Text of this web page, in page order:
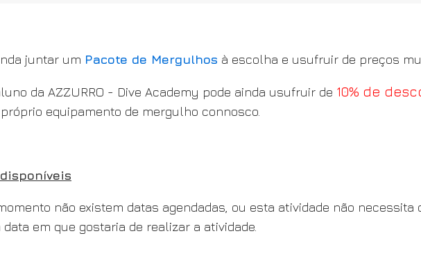
juntar um Pacote de Mergulhos à escolha e usufruir de preços
da AZZURRO - Dive Academy pode ainda usufruir de 10% de
equipamento de mergulho connosco.
não existem datas agendadas, ou esta atividade não necessita
data em que gostaria de realizar a atividade.